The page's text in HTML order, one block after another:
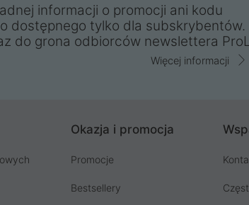
informacji o promocji ani kodu
dostępnego tylko dla subskrybentów.
do grona odbiorców newslettera
Więcej informacji
Okazja i promocja
Promocje
Bestsellery